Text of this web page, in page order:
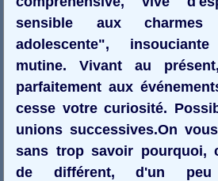
sensible aux charmes
adolescente",
mutine. Vivant au
parfaitement aux
cesse votre curiosité.
unions successives.On
sans trop savoir pourquoi,
de différent, d'un peu